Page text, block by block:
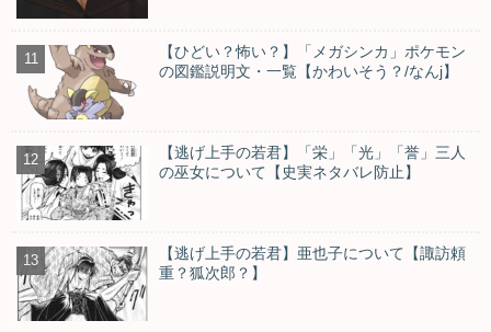
【ひどい？怖い？】「メガシンカ」ポケモン
の図鑑説明文・一覧【かわいそう？/なんj】
【逃げ上手の若君】「栄」「光」「誉」三人
の巫女について【史実ネタバレ防止】
【逃げ上手の若君】亜也子について【諏訪頼
重？狐次郎？】